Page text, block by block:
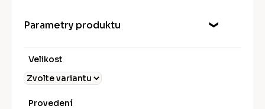
5
hvězdiček.
Parametry produktu
Velikost
Provedení